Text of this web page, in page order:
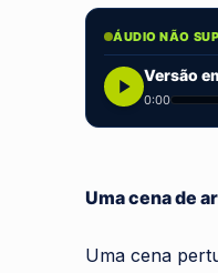
ÁUDIO NÃO
Versão
0:00
Uma cena de
Uma cena